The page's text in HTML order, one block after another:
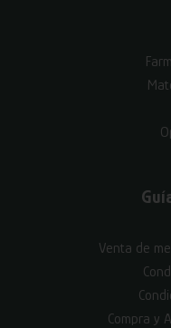
Venta de
Compra y